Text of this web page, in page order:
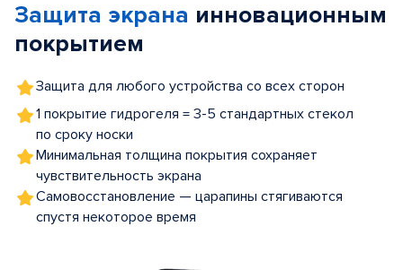
5
Защита экрана инновационным
покрытием
Защита для любого устройства со всех сторон
1 покрытие гидрогеля = 3-5 стандартных стекол
по сроку носки
Минимальная толщина покрытия сохраняет
чувствительность экрана
Самовосстановление — царапины стягиваются
спустя некоторое время